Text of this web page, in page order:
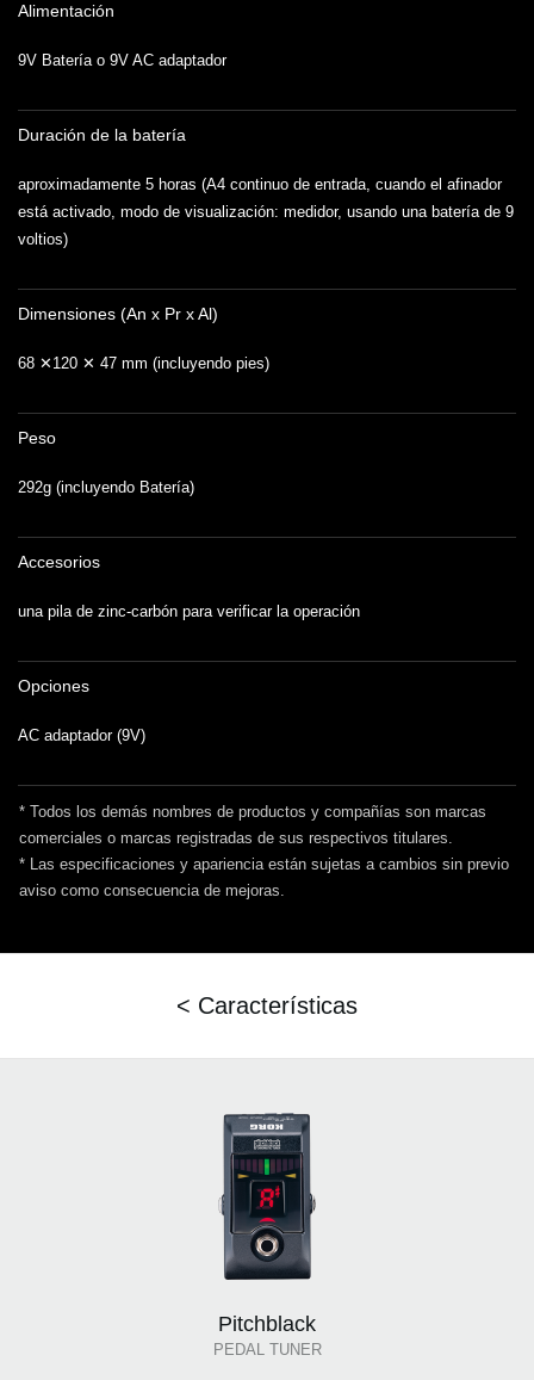
Alimentación
9V Batería o 9V AC adaptador
Duración de la batería
aproximadamente 5 horas (A4 continuo de entrada, cuando el afinador
está activado, modo de visualización: medidor, usando una batería de 9
voltios)
Dimensiones (An x Pr x Al)
68 ✕120 ✕ 47 mm (incluyendo pies)
Peso
292g (incluyendo Batería)
Accesorios
una pila de zinc-carbón para verificar la operación
Opciones
AC adaptador (9V)
* Todos los demás nombres de productos y compañías son marcas
comerciales o marcas registradas de sus respectivos titulares.
* Las especificaciones y apariencia están sujetas a cambios sin previo
aviso como consecuencia de mejoras.
< Características
Pitchblack
PEDAL TUNER